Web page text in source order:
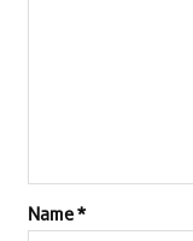
Name*